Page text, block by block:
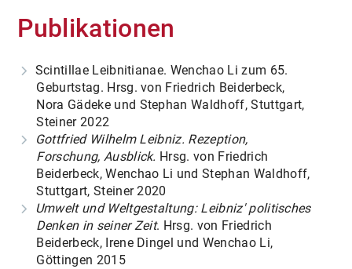
EDITION
REIHE V - ZETTEL
HILFSMITTEL
PUBLIKATIONEN
MITARBEITER*INNEN
Publikationen
Scintillae Leibnitianae. Wenchao Li zum 65.
Geburtstag. Hrsg. von Friedrich Beiderbeck,
Nora Gädeke und Stephan Waldhoff, Stuttgart,
Steiner 2022
Gottfried Wilhelm Leibniz. Rezeption,
Forschung, Ausblick. Hrsg. von Friedrich
Beiderbeck, Wenchao Li und Stephan Waldhoff,
Stuttgart, Steiner 2020
Umwelt und Weltgestaltung: Leibniz' politisches
Denken in seiner Zeit. Hrsg. von Friedrich
Beiderbeck, Irene Dingel und Wenchao Li,
Göttingen 2015